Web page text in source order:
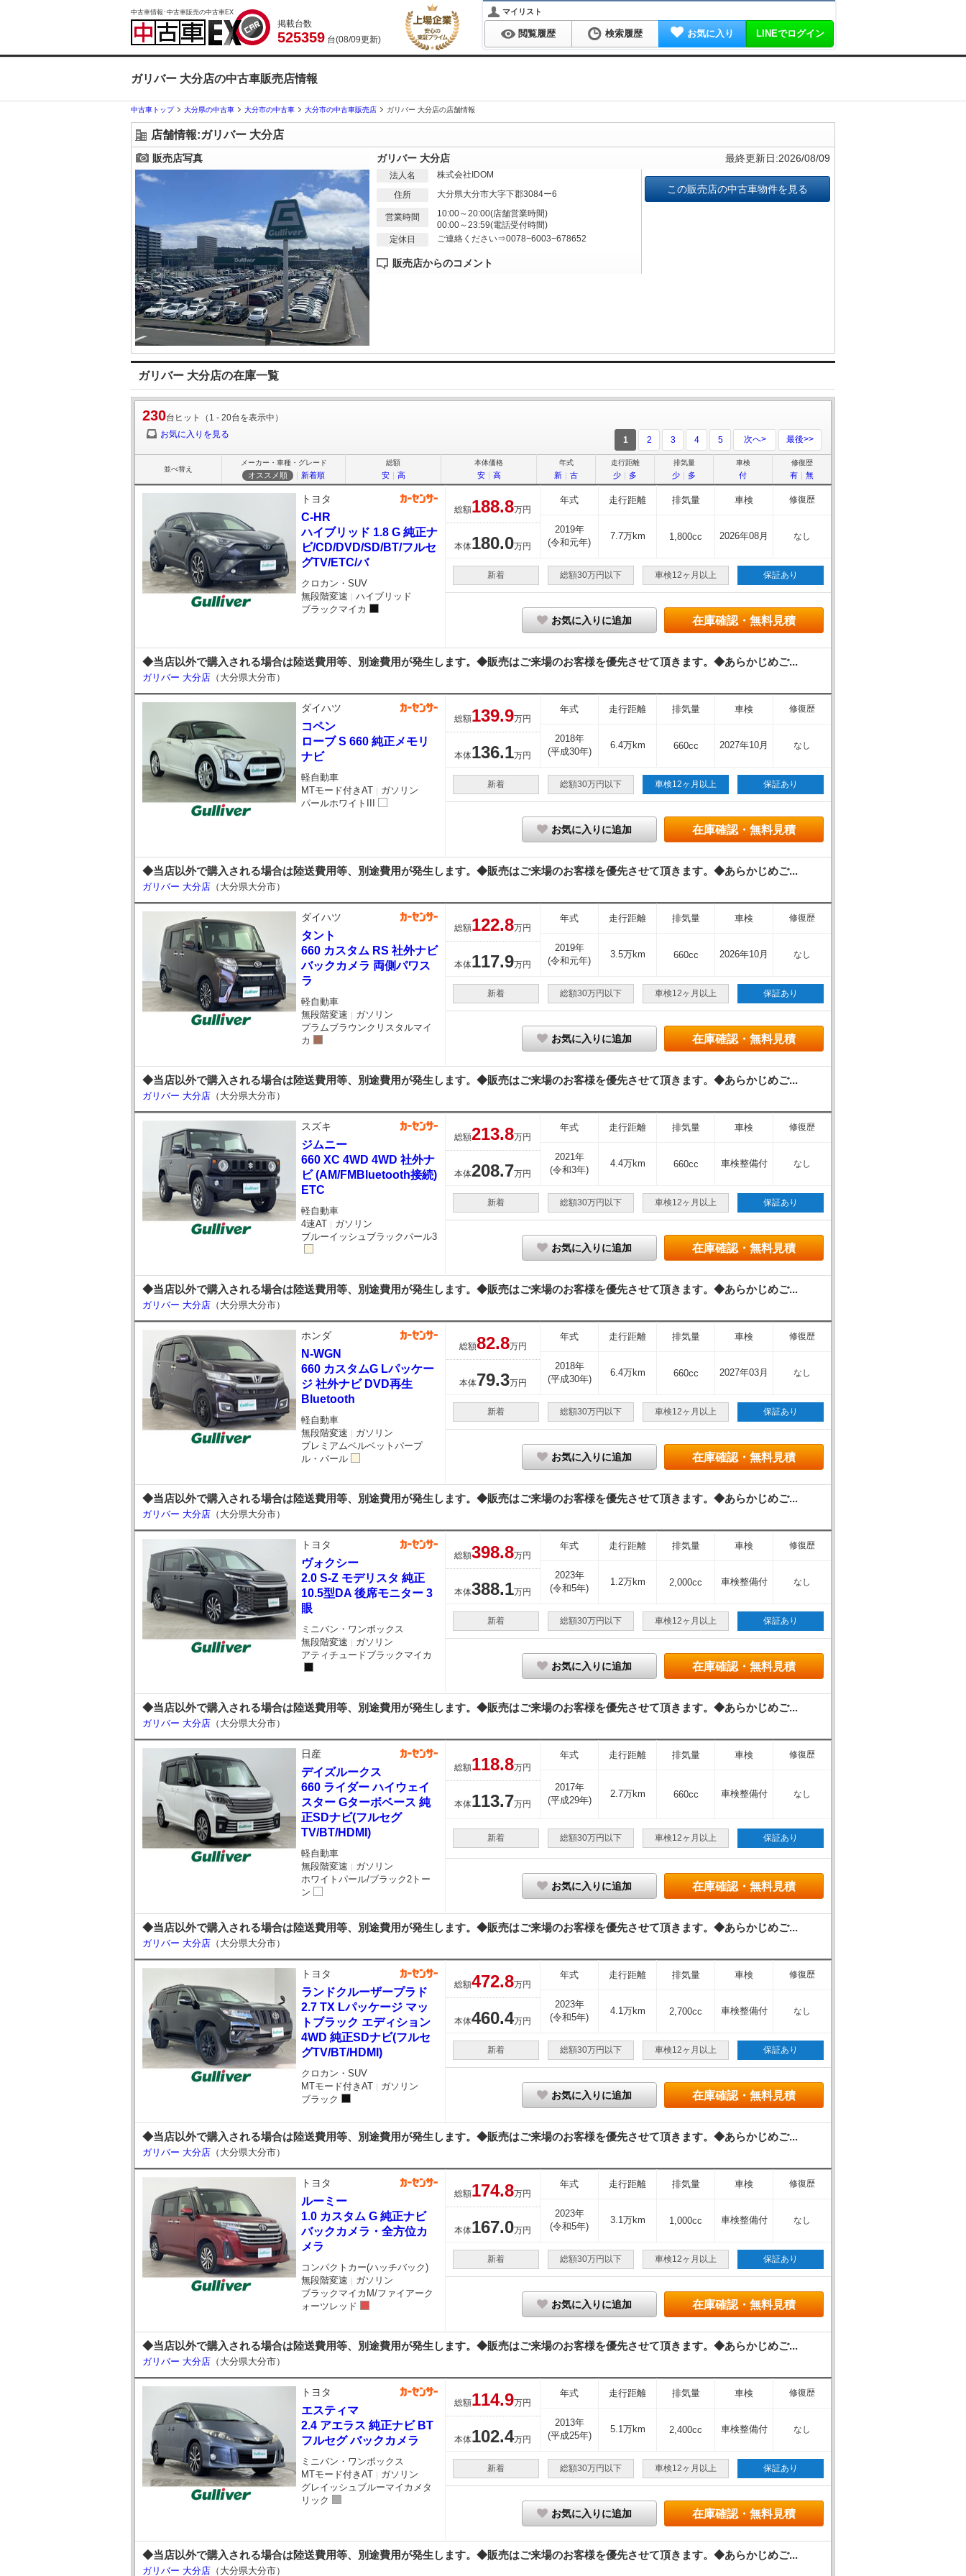
中古車情報･中古車販売の中古車EX
掲載台数
525359 台(08/09更新)
マイリスト
閲覧履歴 検索履歴 お気に入り LINEでログイン
ガリバー 大分店の中古車販売店情報
中古車トップ 大分県の中古車 大分市の中古車 大分市の中古車販売店 ガリバー 大分店の店舗情報
店舗情報:ガリバー 大分店
販売店写真 ガリバー 大分店
法人名
株式会社IDOM
住所
大分県大分市大字下郡3084ー6
営業時間
10:00～20:00(店舗営業時間)
00:00～23:59(電話受付時間)
定休日
ご連絡ください⇒0078−6003−678652
販売店からのコメント
最終更新日:2026/08/09
この販売店の中古車物件を見る
ガリバー 大分店の在庫一覧
230台ヒット（1 - 20台を表示中）
お気に入りを見る
1 2 3 4 5 次へ> 最後>>
並べ替え
メーカー・車種・グレード
オススメ順 ｜ 新着順
総額
安｜ 高
本体価格
安｜ 高
年式
新 ｜ 古
走行距離
少 ｜ 多
排気量
少 ｜ 多
車検
付
修復歴
有 ｜ 無
トヨタ
C-HR
ハイブリッド 1.8 G 純正ナ
ビ/CD/DVD/SD/BT/フルセ
グTV/ETC/バ
クロカン・SUV
無段階変速 ｜ ハイブリッド
ブラックマイカ
総額188.8万円
本体180.0万円
年式 走行距離 排気量 車検 修復歴
2019年
(令和元年)
7.7万km 1,800cc 2026年08月 なし
新着 総額30万円以下 車検12ヶ月以上 保証あり
在庫確認・無料見積
お気に入りに追加
◆当店以外で購入される場合は陸送費用等、別途費用が発生します。◆販売はご来場のお客様を優先させて頂きます。◆あらかじめご...
ガリバー 大分店 （大分県大分市）
ダイハツ
コペン
ローブ S 660 純正メモリ
ナビ
軽自動車
MTモード付きAT ｜ ガソリン
パールホワイトIII
総額139.9万円
本体136.1万円
年式 走行距離 排気量 車検 修復歴
2018年
(平成30年)
6.4万km 660cc 2027年10月 なし
新着 総額30万円以下 車検12ヶ月以上 保証あり
在庫確認・無料見積
お気に入りに追加
◆当店以外で購入される場合は陸送費用等、別途費用が発生します。◆販売はご来場のお客様を優先させて頂きます。◆あらかじめご...
ガリバー 大分店 （大分県大分市）
ダイハツ
タント
660 カスタム RS 社外ナビ
バックカメラ 両側パワス
ラ
軽自動車
無段階変速 ｜ ガソリン
プラムブラウンクリスタルマイ
カ
総額122.8万円
本体117.9万円
年式 走行距離 排気量 車検 修復歴
2019年
(令和元年)
3.5万km 660cc 2026年10月 なし
新着 総額30万円以下 車検12ヶ月以上 保証あり
在庫確認・無料見積
お気に入りに追加
◆当店以外で購入される場合は陸送費用等、別途費用が発生します。◆販売はご来場のお客様を優先させて頂きます。◆あらかじめご...
ガリバー 大分店 （大分県大分市）
スズキ
ジムニー
660 XC 4WD 4WD 社外ナ
ビ (AM/FMBluetooth接続)
ETC
軽自動車
4速AT ｜ ガソリン
ブルーイッシュブラックパール3
総額213.8万円
本体208.7万円
年式 走行距離 排気量 車検 修復歴
2021年
(令和3年)
4.4万km 660cc 車検整備付 なし
新着 総額30万円以下 車検12ヶ月以上 保証あり
在庫確認・無料見積
お気に入りに追加
◆当店以外で購入される場合は陸送費用等、別途費用が発生します。◆販売はご来場のお客様を優先させて頂きます。◆あらかじめご...
ガリバー 大分店 （大分県大分市）
ホンダ
N-WGN
660 カスタムG Lパッケー
ジ 社外ナビ DVD再生
Bluetooth
軽自動車
無段階変速 ｜ ガソリン
プレミアムベルベットパープ
ル・パール
総額82.8万円
本体79.3万円
年式 走行距離 排気量 車検 修復歴
2018年
(平成30年)
6.4万km 660cc 2027年03月 なし
新着 総額30万円以下 車検12ヶ月以上 保証あり
在庫確認・無料見積
お気に入りに追加
◆当店以外で購入される場合は陸送費用等、別途費用が発生します。◆販売はご来場のお客様を優先させて頂きます。◆あらかじめご...
ガリバー 大分店 （大分県大分市）
トヨタ
ヴォクシー
2.0 S-Z モデリスタ 純正
10.5型DA 後席モニター 3
眼
ミニバン・ワンボックス
無段階変速 ｜ ガソリン
アティチュードブラックマイカ
総額398.8万円
本体388.1万円
年式 走行距離 排気量 車検 修復歴
2023年
(令和5年)
1.2万km 2,000cc 車検整備付 なし
新着 総額30万円以下 車検12ヶ月以上 保証あり
在庫確認・無料見積
お気に入りに追加
◆当店以外で購入される場合は陸送費用等、別途費用が発生します。◆販売はご来場のお客様を優先させて頂きます。◆あらかじめご...
ガリバー 大分店 （大分県大分市）
日産
デイズルークス
660 ライダー ハイウェイ
スター Gターボベース 純
正SDナビ(フルセグ
TV/BT/HDMI)
軽自動車
無段階変速 ｜ ガソリン
ホワイトパール/ブラック2トー
ン
総額118.8万円
本体113.7万円
年式 走行距離 排気量 車検 修復歴
2017年
(平成29年)
2.7万km 660cc 車検整備付 なし
新着 総額30万円以下 車検12ヶ月以上 保証あり
在庫確認・無料見積
お気に入りに追加
◆当店以外で購入される場合は陸送費用等、別途費用が発生します。◆販売はご来場のお客様を優先させて頂きます。◆あらかじめご...
ガリバー 大分店 （大分県大分市）
トヨタ
ランドクルーザープラド
2.7 TX Lパッケージ マッ
トブラック エディション
4WD 純正SDナビ(フルセ
グTV/BT/HDMI)
クロカン・SUV
MTモード付きAT ｜ ガソリン
ブラック
総額472.8万円
本体460.4万円
年式 走行距離 排気量 車検 修復歴
2023年
(令和5年)
4.1万km 2,700cc 車検整備付 なし
新着 総額30万円以下 車検12ヶ月以上 保証あり
在庫確認・無料見積
お気に入りに追加
◆当店以外で購入される場合は陸送費用等、別途費用が発生します。◆販売はご来場のお客様を優先させて頂きます。◆あらかじめご...
ガリバー 大分店 （大分県大分市）
トヨタ
ルーミー
1.0 カスタム G 純正ナビ
バックカメラ・全方位カ
メラ
コンパクトカー(ハッチバック)
無段階変速 ｜ ガソリン
ブラックマイカM/ファイアーク
ォーツレッド
総額174.8万円
本体167.0万円
年式 走行距離 排気量 車検 修復歴
2023年
(令和5年)
3.1万km 1,000cc 車検整備付 なし
新着 総額30万円以下 車検12ヶ月以上 保証あり
在庫確認・無料見積
お気に入りに追加
◆当店以外で購入される場合は陸送費用等、別途費用が発生します。◆販売はご来場のお客様を優先させて頂きます。◆あらかじめご...
ガリバー 大分店 （大分県大分市）
トヨタ
エスティマ
2.4 アエラス 純正ナビ BT
フルセグ バックカメラ
ミニバン・ワンボックス
MTモード付きAT ｜ ガソリン
グレイッシュブルーマイカメタ
リック
総額114.9万円
本体102.4万円
年式 走行距離 排気量 車検 修復歴
2013年
(平成25年)
5.1万km 2,400cc 車検整備付 なし
新着 総額30万円以下 車検12ヶ月以上 保証あり
在庫確認・無料見積
お気に入りに追加
◆当店以外で購入される場合は陸送費用等、別途費用が発生します。◆販売はご来場のお客様を優先させて頂きます。◆あらかじめご...
ガリバー 大分店 （大分県大分市）